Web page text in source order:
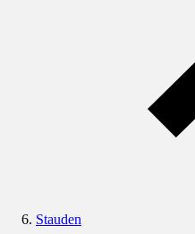
Stauden